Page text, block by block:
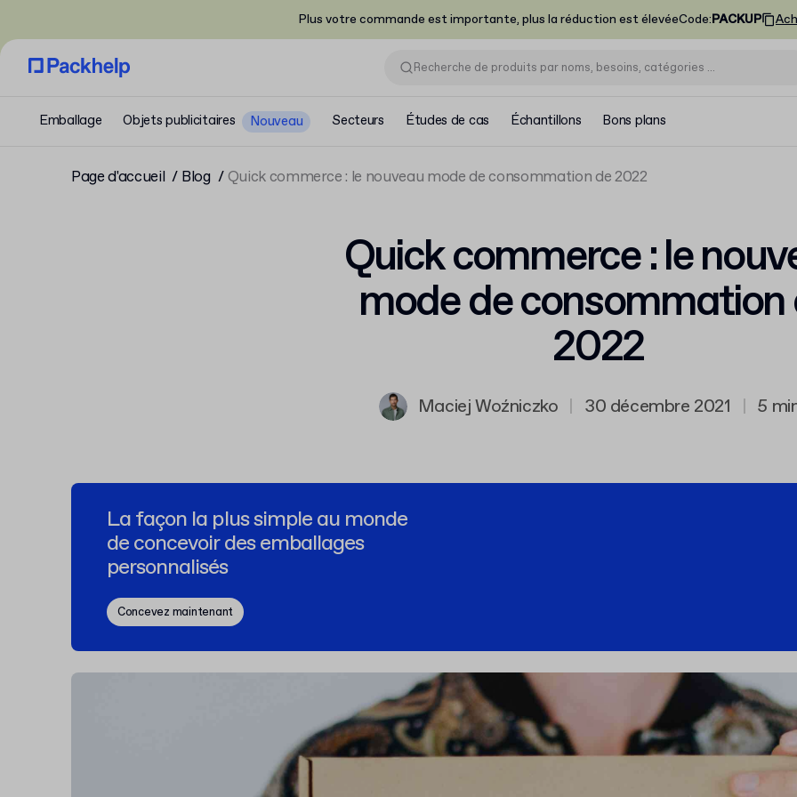
Plus votre commande est importante, plus la réduction est élevéeCode:PACKUP
Emballage Objets publicitaires Nouveau Secteurs Études de cas Échantillons Bons plans
Page d'accueil Blog Quick commerce : le nouveau mode de consommation de 2022
Quick commerce : le
mode de consommation
2022
Maciej Woźniczko | 30 décembre 2021 | 5
La façon la plus simple au monde
de concevoir des emballages
personnalisés
Concevez maintenant